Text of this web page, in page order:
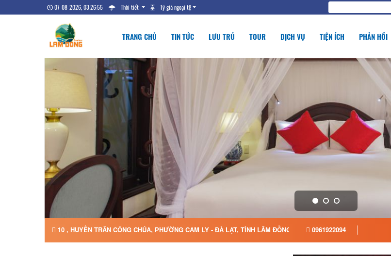
07-08-2026, 03:26:56 Thời tiết Tỷ giá ngoại tệ
TRANG CHỦ TIN TỨC LƯU TRÚ TOUR DỊCH VỤ TIỆN ÍCH PHẢN HỒI
10 , HUYỀN TRÂN CÔNG CHÚA, PHƯỜNG CAM LY - ĐÀ LẠT, TỈNH LÂM ĐỒNG 0961922094